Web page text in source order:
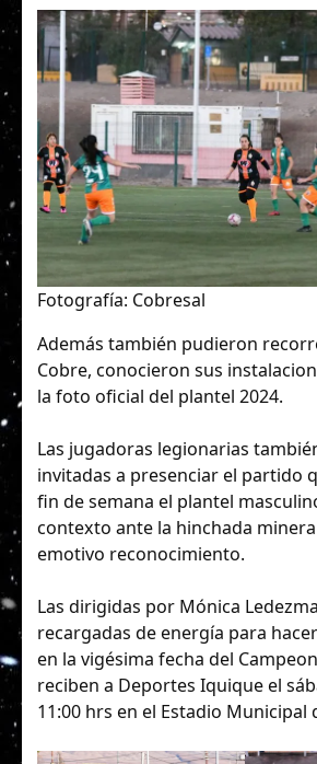
Fotografía: Cobresal
Además también pudieron
Cobre, conocieron sus
la foto oficial del plantel 2024.
Las jugadoras legionarias
invitadas a presenciar el partido
fin de semana el plantel
contexto ante la hinchada
emotivo reconocimiento.
Las dirigidas por Mónica
recargadas de energía para
en la vigésima fecha del
reciben a Deportes Iquique el
11:00 hrs en el Estadio Municipal